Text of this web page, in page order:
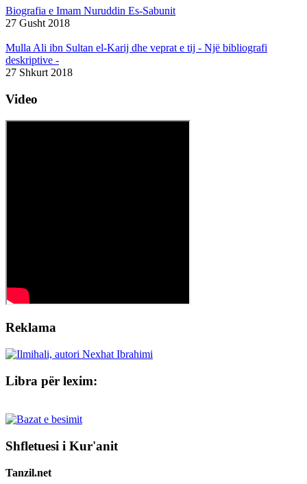
Biografia e Imam Nuruddin Es-Sabunit
27 Gusht 2018
Mulla Ali ibn Sultan el-Karij dhe veprat e tij - Një bibliografi
deskriptive -
27 Shkurt 2018
Video
Reklama
Libra për lexim:
Shfletuesi i Kur'anit
Tanzil.net